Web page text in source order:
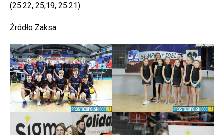
(25:22, 25;19, 25:21)
Źródło Zaksa